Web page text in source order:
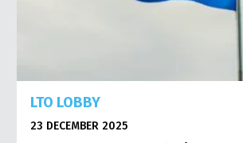
LTO LOBBY
23 DECEMBER 2025